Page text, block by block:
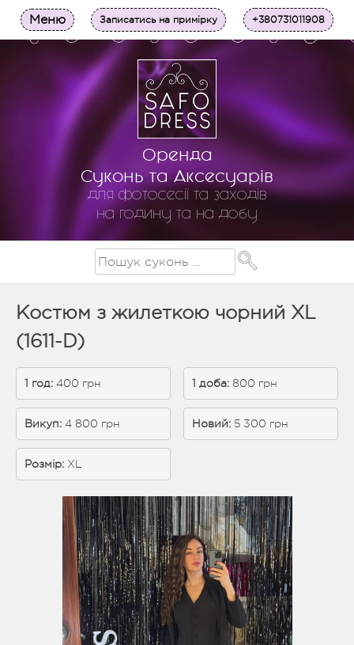
Оренда
Суконь та Аксесуарів
для фотосесії та заходів
на годину та на добу
Меню Записатись на примірку +380731011908
Костюм з жилеткою чорний XL
(1611-D)
1 год: 400 грн 1 доба: 800 грн
Викуп: 4 800 грн Новий: 5 300 грн
Розмір: XL